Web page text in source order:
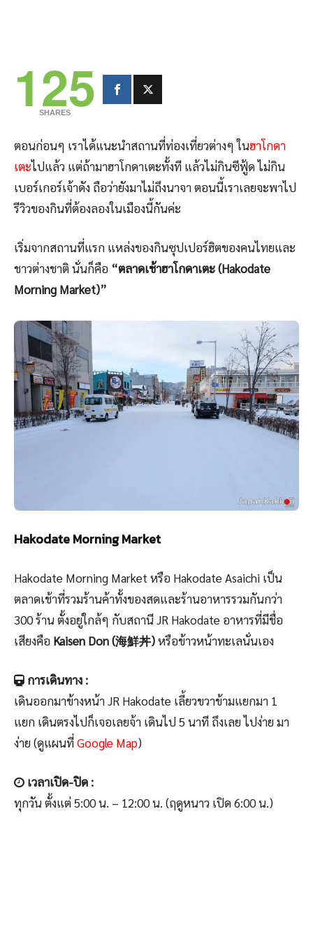
125
SHARES
ตอนก่อนๆ เราได้แนะนำสถานที่ท่องเที่ยวต่างๆ ในฮาโกดา
เตะไปแล้ว แต่ถ้ามาฮาโกดาเตะทั้งที แล้วไม่กินซีฟู้ด ไม่กิน
เบอร์เกอร์เจ้าดัง ถือว่ายังมาไม่ถึงนาจา ตอนนี้เราเลยจะพาไป
รีวิวของกินที่ต้องลองในเมืองนี้กันค่ะ
เริ่มจากสถานที่แรก แหล่งของกินซุปเปอร์ฮิตของคนไทยและ
ชาวต่างชาติ นั่นก็คือ “ตลาดเช้าฮาโกดาเตะ (Hakodate
Morning Market)”
Hakodate Morning Market
Hakodate Morning Market หรือ Hakodate Asaichi เป็น
ตลาดเช้าที่รวมร้านค้าทั้งของสดและร้านอาหารรวมกันกว่า
300 ร้าน ตั้งอยู่ใกล้ๆ กับสถานี JR Hakodate อาหารที่มีชื่อ
เสียงคือ Kaisen Don (海鮮丼)หรือข้าวหน้าทะเลนั่นเอง
การเดินทาง :
เดินออกมาข้างหน้า JR Hakodate เลี้ยวขวาข้ามแยกมา 1
แยก เดินตรงไปก็เจอเลยจ้า เดินไป 5 นาที ถึงเลย ไปง่าย มา
ง่าย (ดูแผนที่Google Map)
เวลาเปิด-ปิด :
ทุกวัน ตั้งแต่ 5:00 น. – 12:00 น. (ฤดูหนาว เปิด 6:00 น.)